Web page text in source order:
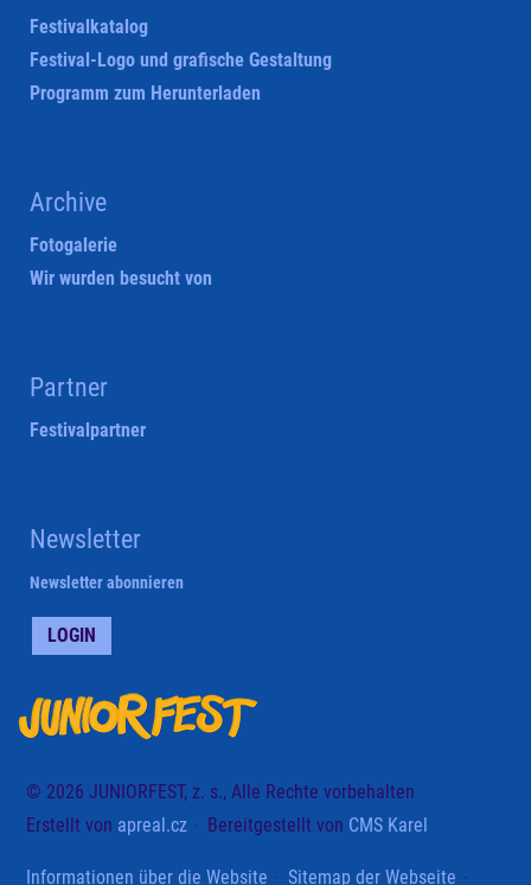
Festivalkatalog
Festival-Logo und grafische Gestaltung
Programm zum Herunterladen
Archive
Fotogalerie
Wir wurden besucht von
Partner
Festivalpartner
Newsletter
Newsletter abonnieren
LOGIN
© 2026 JUNIORFEST, z. s., Alle Rechte vorbehalten
Erstellt von apreal.cz Bereitgestellt von CMS Karel
Informationen über die Website Sitemap der Webseite